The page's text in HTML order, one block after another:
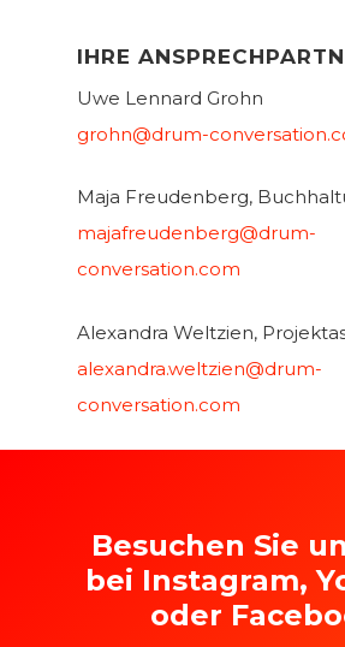
IHRE
Uwe Lennard Grohn
grohn@drum-
Maja Freudenberg,
majafreudenberg@drum-
conversation.com
Alexandra Weltzien,
alexandra.weltzien@drum-
conversation.com
Besuchen Sie
bei Instagram,
oder